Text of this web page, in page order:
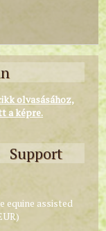
olvasásához,
a képre.
Support
equine assisted